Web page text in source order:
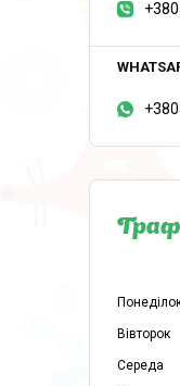
Вівторок
Середа